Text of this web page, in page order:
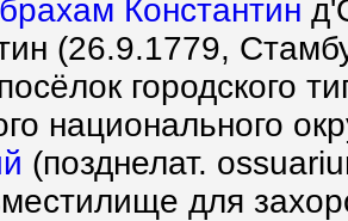
Константин
(26.9.1779,
посёлок городского
национального
(позднелат.
для